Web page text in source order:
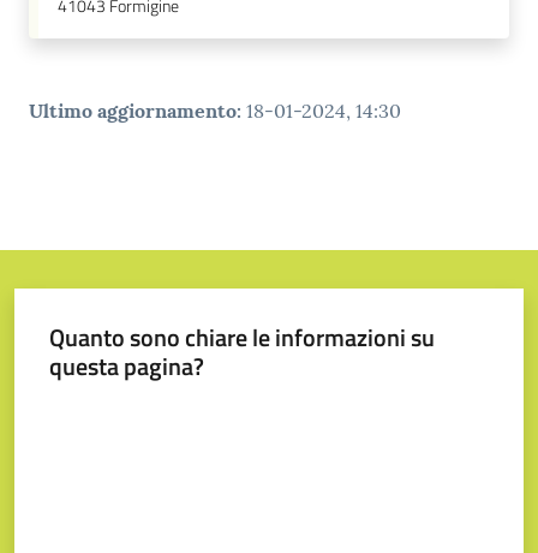
su
41043 Formigine
Ultimo aggiornamento: 18-01-2024, 14:30
Quanto sono chiare le informazioni su
questa pagina?